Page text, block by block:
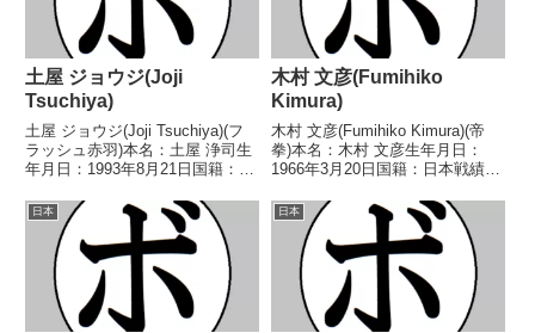
土屋 ジョウジ(Joji
Tsuchiya)
土屋 ジョウジ(Joji Tsuchiya)(フ
ラッシュ赤羽)本名：土屋 浄司生
年月日：1993年8月21日国籍：日
【獲得タイトル】なし【戦歴】
2013/11/11 ○2RKO 永嶋 翔平
(横浜さくら)...
木村 文彦(Fumihiko
Kimura)
木村 文彦(Fumihiko Kimura)(帝
拳)本名：木村 文彦生年月日：
1966年3月20日国籍：日本戦績：
ル】1983年度全国高校選手権ラ
イトウェルター級優勝(アマチュ
ア)【戦歴】1988/07/0...
日本 日本